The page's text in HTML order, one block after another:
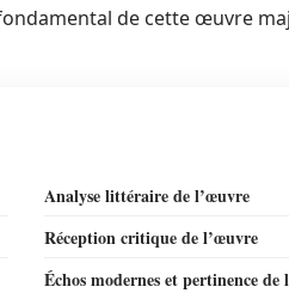
de cette œuvre
Analyse littéraire de l’œuvre
Réception critique de l’œuvre
Échos modernes et pertinence de